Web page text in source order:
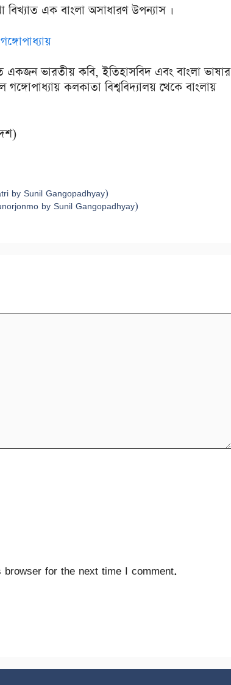
এক বাংলা অসাধারণ উপন্যাস ।
একজন ভারতীয় কবি, ইতিহাসবিদ এবং বাংলা ভাষার
কলকাতা বিশ্ববিদ্যালয় থেকে বাংলায়
by Sunil Gangopadhyay)
by Sunil Gangopadhyay)
for the next time I comment.